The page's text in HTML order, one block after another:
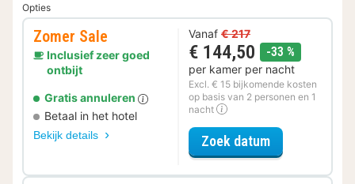
Opties
Zomer Sale
Inclusief zeer goed
ontbijt
Gratis annuleren
Betaal in het hotel
Bekijk details
Vanaf € 217
€ 144,50 -33 %
per kamer per nacht
Excl. € 15 bijkomende kosten
op basis van 2 personen en 1
nacht
Zoek datumvoor Zomer